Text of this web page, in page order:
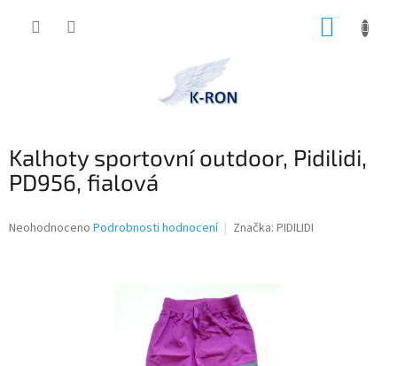
Kalhoty sportovní outdoor, Pidilidi,
PD956, fialová
Průměrné
Neohodnoceno Podrobnosti hodnocení Značka: PIDILIDI